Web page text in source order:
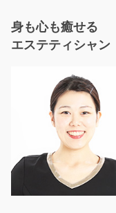
身も心も癒せる
エステティシャン